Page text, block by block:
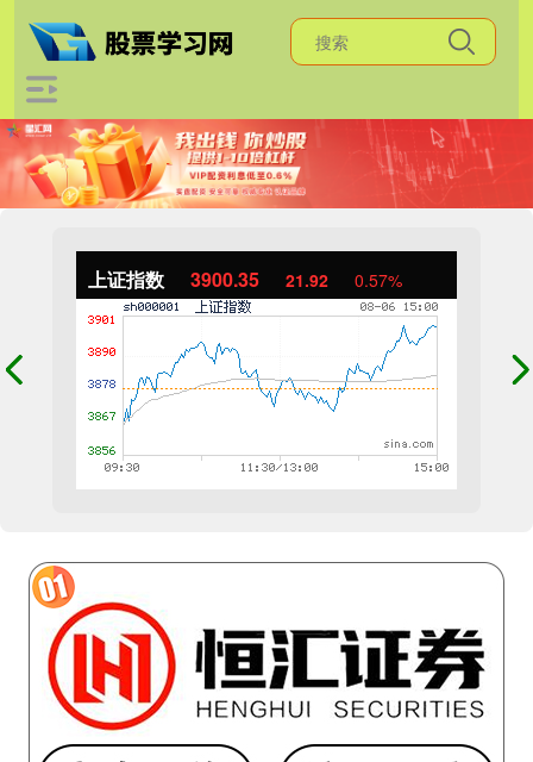
上证指数 3900.35 21.92 0.57%